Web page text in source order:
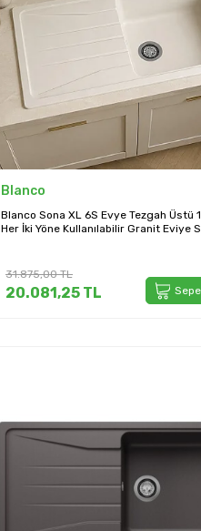
Blanco
Blanco Sona XL 6S Evye Tezgah Üstü
Her İki Yöne Kullanılabilir Granit Eviye
31.875,00TL
20.081,25 TL